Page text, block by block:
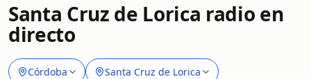
Santa Cruz de Lorica radio en
directo
Córdoba Santa Cruz de Lorica